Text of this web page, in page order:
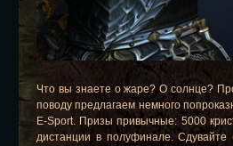
Что вы знаете о жаре? О солнце?
поводу предлагаем немного
E-Sport. Призы привычные: 5000
дистанции в полуфинале.